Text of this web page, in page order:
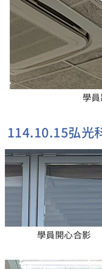
學
114.10.15弘光
學員開心合影